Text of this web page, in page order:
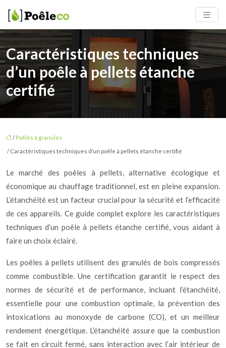
Caractéristiques techniques
d’un poêle à pellets étanche
certifié
/ Poêles à granulés
/ Caractéristiques techniques d’un poêle à pellets étanche certifié
Le marché des poêles à pellets, alternative écologique et
économique au chauffage traditionnel, est en pleine expansion.
L’étanchéité est un facteur crucial pour la sécurité et l’efficacité
de ces appareils. Ce guide complet explore les caractéristiques
techniques d’un poêle à pellets étanche certifié, vous aidant à
faire un choix éclairé.
Les poêles à pellets utilisent des granulés de bois compressés
comme combustible. Une certification garantit le respect des
normes de sécurité et de performance, incluant l’étanchéité,
essentielle pour une combustion optimale, la prévention des
intoxications au monoxyde de carbone (CO), et un meilleur
rendement énergétique. L’étanchéité assure que la combustion
se fait en circuit fermé, sans interaction avec l’air intérieur de